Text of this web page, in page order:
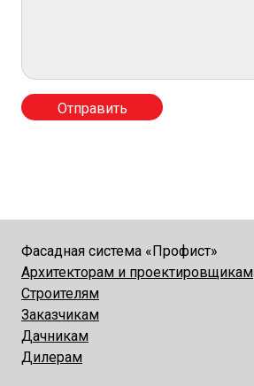
Фасадная система «Профист»
Архитекторам и проектировщикам
Строителям
Заказчикам
Дачникам
Дилерам